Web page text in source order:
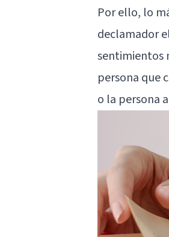
Por ello, lo
declamador
sentimientos
persona que
o la persona